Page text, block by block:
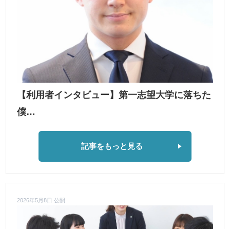
【利用者インタビュー】第一志望大学に落ちた
僕…
記事をもっと見る
2026年5月8日 公開